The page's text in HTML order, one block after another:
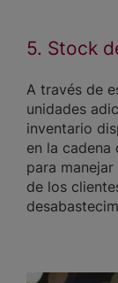
5. Stock
A través de
unidades
inventario
en la cadena
para
de los